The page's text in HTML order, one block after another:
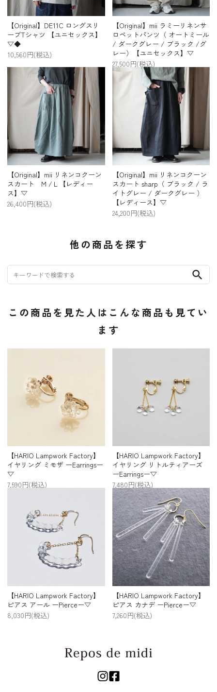
【Original】DE11C ロングスリ
ーブTシャツ 【ユニセックス】
▽◆
10,560円(税込)
【Original】mii ラミーリネンサ
ロペットパンツ（ オートミール
/ ダークグレー / ブラック /グ
レー）【ユニセックス】▽
27,500円(税込)
【Original】mii リネンコクーン
スカート M /Ｌ【レディー
ス】▽
26,400円(税込)
【Original】mii リネンコクーン
スカート sharp（ ブラック / ラ
イトグレー / ダークグレー ）
【レディース】▽
24,200円(税込)
他の商品を探す
search
この商品を見た人はこんな商品も見てい
ます
【HARIO Lampwork Factory】
イヤリング ミモザ ーEarringsー
▽
7,590円(税込)
【HARIO Lampwork Factory】
イヤリング リトルティアーズ
ーEarringsー▽
7,480円(税込)
【HARIO Lampwork Factory】
ピアス アール ーPierceー▽
8,030円(税込)
【HARIO Lampwork Factory】
ピアス カナデ ーPierceー▽
7,260円(税込)